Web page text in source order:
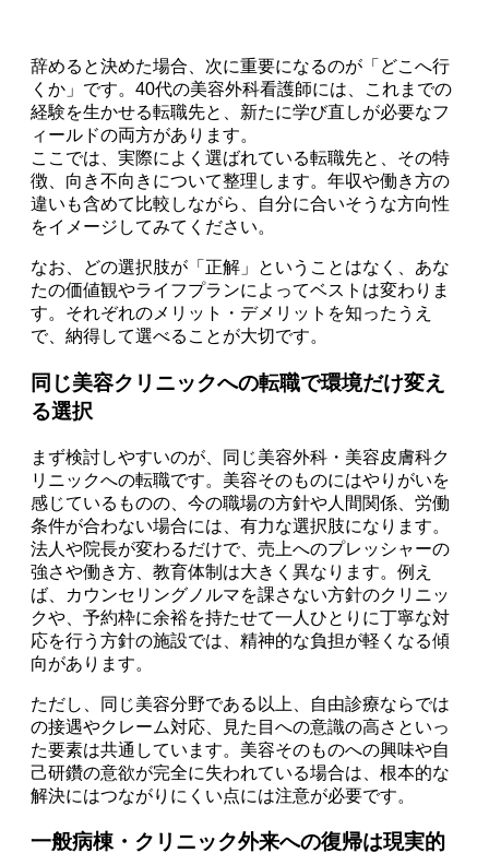
辞めると決めた場合、次に重要になるのが「どこへ行
くか」です。40代の美容外科看護師には、これまでの
経験を生かせる転職先と、新たに学び直しが必要なフ
ィールドの両方があります。
ここでは、実際によく選ばれている転職先と、その特
徴、向き不向きについて整理します。年収や働き方の
違いも含めて比較しながら、自分に合いそうな方向性
をイメージしてみてください。
なお、どの選択肢が「正解」ということはなく、あな
たの価値観やライフプランによってベストは変わりま
す。それぞれのメリット・デメリットを知ったうえ
で、納得して選べることが大切です。
同じ美容クリニックへの転職で環境だけ変え
る選択
まず検討しやすいのが、同じ美容外科・美容皮膚科ク
リニックへの転職です。美容そのものにはやりがいを
感じているものの、今の職場の方針や人間関係、労働
条件が合わない場合には、有力な選択肢になります。
法人や院長が変わるだけで、売上へのプレッシャーの
強さや働き方、教育体制は大きく異なります。例え
ば、カウンセリングノルマを課さない方針のクリニッ
クや、予約枠に余裕を持たせて一人ひとりに丁寧な対
応を行う方針の施設では、精神的な負担が軽くなる傾
向があります。
ただし、同じ美容分野である以上、自由診療ならでは
の接遇やクレーム対応、見た目への意識の高さといっ
た要素は共通しています。美容そのものへの興味や自
己研鑽の意欲が完全に失われている場合は、根本的な
解決にはつながりにくい点には注意が必要です。
一般病棟・クリニック外来への復帰は現実的